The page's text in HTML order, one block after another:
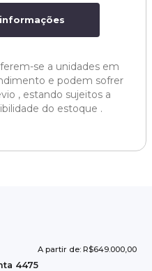
se a unidades em
e podem sofrer
, estando sujeitos a
do estoque .
A partir de: R$649.000,00
4475